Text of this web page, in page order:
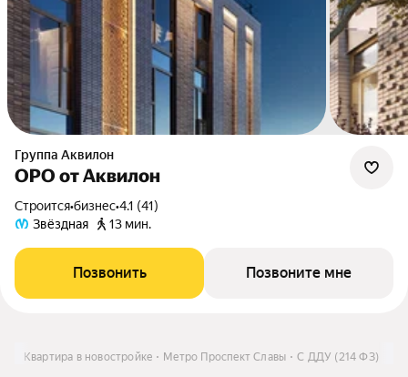
Группа Аквилон
ОРО от Аквилон
Строится•бизнес•4.1 (41)
Звёздная
13 мин.
Позвонить Позвоните мне
С ДДУ (214 ФЗ)
Метро Проспект Славы
Квартира в новостройке